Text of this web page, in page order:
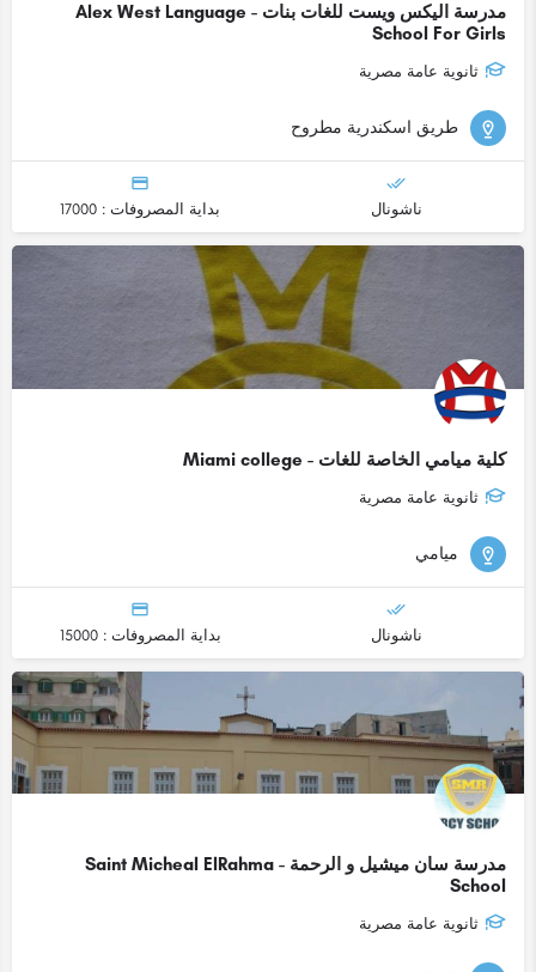
مدرسة اليكس ويست للغات بنات - Alex West Language
School For Girls
ثانوية عامة مصرية
طريق اسكندرية مطروح
ناشونال بداية المصروفات : 17000
كلية ميامي الخاصة للغات - Miami college
ثانوية عامة مصرية
ميامي
ناشونال بداية المصروفات : 15000
مدرسة سان ميشيل و الرحمة - Saint Micheal ElRahma
School
ثانوية عامة مصرية